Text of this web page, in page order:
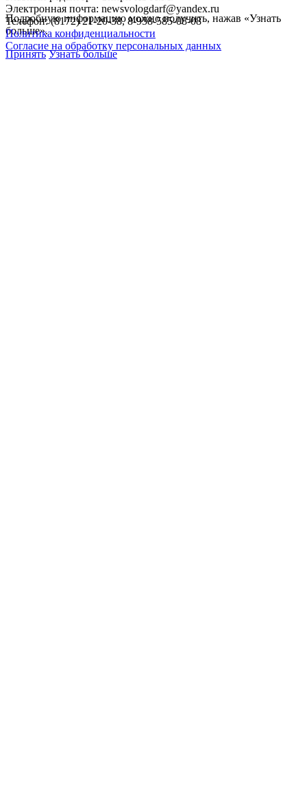
Электронная почта: newsvologdarf@yandex.ru
Телефон: (8172) 21-20-38, 8-958-585-08-08
Политика конфиденциальности
Согласие на обработку персональных данных
Подробную информацию можно получить, нажав «Узнать
больше».
Принять Узнать больше